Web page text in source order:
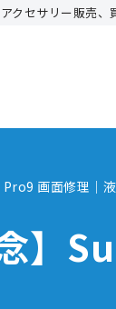
クセサリー販売、
Pro9 画面修理｜
念】